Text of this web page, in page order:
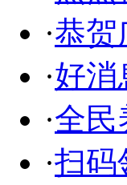
·恭贺
·好消
·全民
·扫码